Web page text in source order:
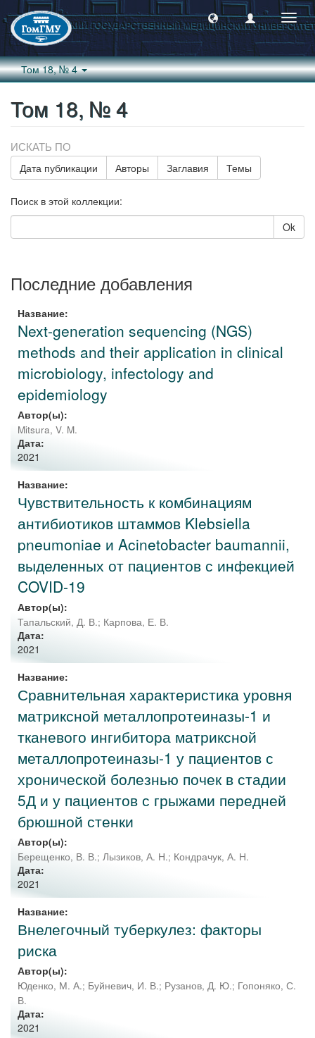
Том 18, № 4
Том 18, № 4
ИСКАТЬ ПО
Дата публикации Авторы Заглавия Темы
Поиск в этой коллекции:
Ok
Последние добавления
Название:
Next-generation sequencing (NGS)
methods and their application in clinical
microbiology, infectology and
epidemiology
Автор(ы):
Mitsura, V. M.
Дата:
2021
Название:
Чувствительность к комбинациям
антибиотиков штаммов Klebsiella
pneumoniae и Acinetobacter baumannii,
выделенных от пациентов с инфекцией
COVID-19
Автор(ы):
Тапальский, Д. В.; Карпова, Е. В.
Дата:
2021
Название:
Сравнительная характеристика уровня
матриксной металлопротеиназы-1 и
тканевого ингибитора матриксной
металлопротеиназы-1 у пациентов с
хронической болезнью почек в стадии
5Д и у пациентов с грыжами передней
брюшной стенки
Автор(ы):
Берещенко, В. В.; Лызиков, А. Н.; Кондрачук, А. Н.
Дата:
2021
Название:
Внелегочный туберкулез: факторы
риска
Автор(ы):
Юденко, М. А.; Буйневич, И. В.; Рузанов, Д. Ю.; Гопоняко, С.
В.
Дата:
2021